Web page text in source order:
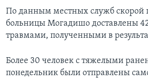
По данным местных служб скорой
больницы Могадишо доставлены
травмами, полученными в
Более 30 человек с тяжелыми
понедельник были отправлены